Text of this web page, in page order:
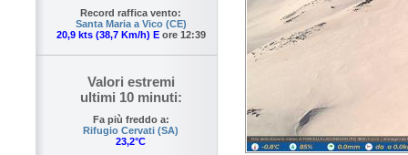
Record raffica vento:
Santa Maria a Vico (CE)
20,9 kts (38,7 Km/h) Eore 12:39
Valori estremi
ultimi 10 minuti:
Fa più freddo a:
Rifugio Cervati (SA)
23,2°C